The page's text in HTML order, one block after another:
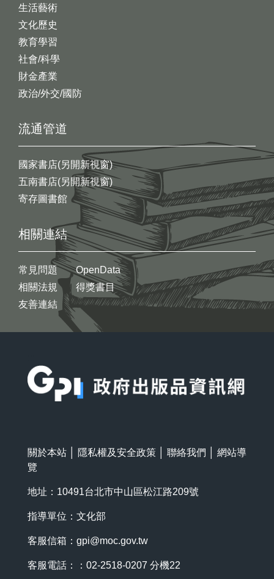
生活藝術
文化歷史
教育學習
社會/科學
財金產業
政治/外交/國防
流通管道
國家書店(另開新視窗)
五南書店(另開新視窗)
寄存圖書館
相關連結
常見問題
相關法規
友善連結
OpenData
得獎書目
關於本站 隱私權及安全政策 聯絡我們
網站導
覽
地址：10491台北市中山區松江路209號
指導單位：文化部
客服信箱： gpi@moc.gov.tw
客服電話：：02-2518-0207 分機22